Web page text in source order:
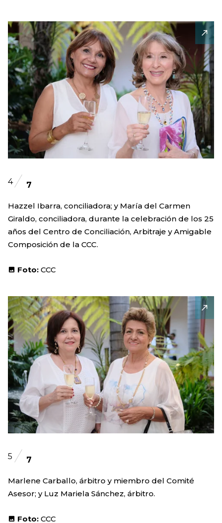
4 7
Hazzel Ibarra, conciliadora; y María del Carmen
Giraldo, conciliadora, durante la celebración de los 25
años del Centro de Conciliación, Arbitraje y Amigable
Composición de la CCC.
Foto: CCC
5 7
Marlene Carballo, árbitro y miembro del Comité
Asesor; y Luz Mariela Sánchez, árbitro.
Foto: CCC